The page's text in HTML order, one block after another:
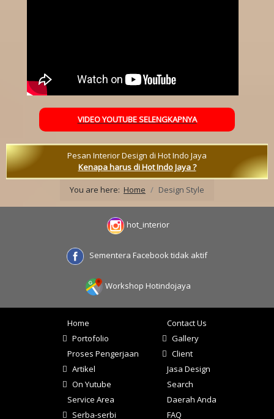
VIDEO YOUTUBE SELENGKAPNYA
Pesan Interior Design di Hot Indo Jaya
Kenapa harus di Hot Indo Jaya ?
You are here: Home Design Style
hot_interior
Sementera Facebook tidak aktif
Workshop Hotindojaya
Home
Contact Us
Portofolio
Gallery
Proses Pengerjaan
Client
Artikel
Jasa Design
On Yutube
Search
Service Area
Daerah Anda
Serba-serbi
FAQ